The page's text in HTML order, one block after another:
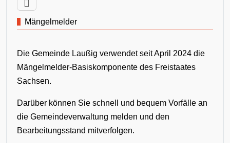
Mängelmelder
Die Gemeinde Laußig verwendet seit April 2024 die
Mängelmelder-Basiskomponente des Freistaates
Sachsen.
Darüber können Sie schnell und bequem Vorfälle an
die Gemeindeverwaltung melden und den
Bearbeitungsstand mitverfolgen.